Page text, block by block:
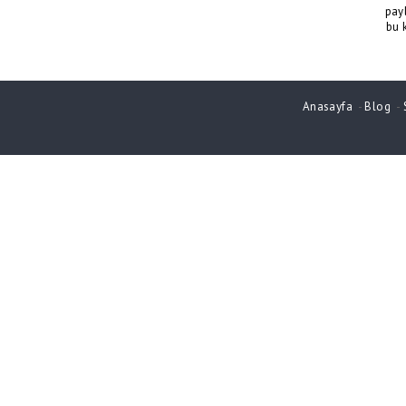
bu
Anasayfa -Blog -